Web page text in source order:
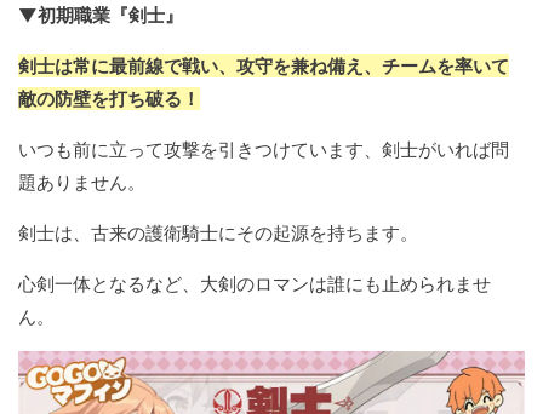
▼初期職業『剣士』
剣士は常に最前線で戦い、攻守を兼ね備え、チームを率いて
敵の防壁を打ち破る！
いつも前に立って攻撃を引きつけています、剣士がいれば問
題ありません。
剣士は、古来の護衛騎士にその起源を持ちます。
心剣一体となるなど、大剣のロマンは誰にも止められませ
ん。